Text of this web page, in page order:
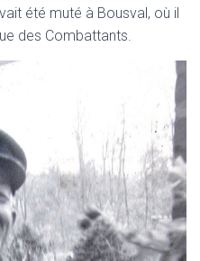
été muté à Bousval, où il
des Combattants.